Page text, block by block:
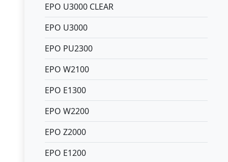
EPO U3000 CLEAR
EPO U3000
EPO PU2300
EPO W2100
EPO E1300
EPO W2200
EPO Z2000
EPO E1200